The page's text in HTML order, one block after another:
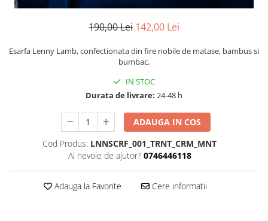
190,00 Lei 142,00 Lei
Esarfa Lenny Lamb, confectionata din fire nobile de matase, bambus si
bumbac.
IN STOC
Durata de livrare: 24-48 h
ADAUGA IN COS
Cod Produs: LNNSCRF_001_TRNT_CRM_MNT
Ai nevoie de ajutor? 0746446118
Adauga la Favorite Cere informatii